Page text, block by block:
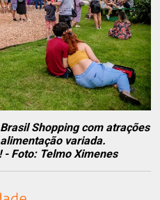
Shopping com atrações
variada.
Foto: Telmo Ximenes